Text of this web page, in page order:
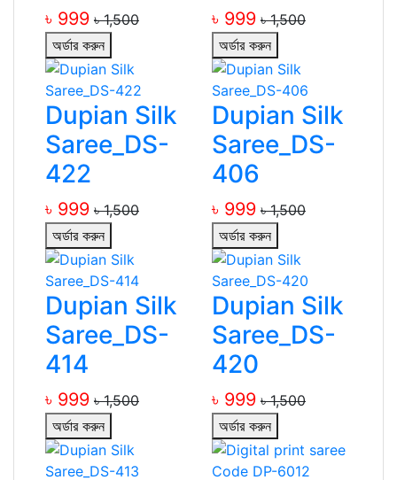
৳ 999 ৳ 1,500
অর্ডার করুন
৳ 999 ৳ 1,500
অর্ডার করুন
Dupian Silk
Saree_DS-
422
৳ 999 ৳ 1,500
অর্ডার করুন
Dupian Silk
Saree_DS-
406
৳ 999 ৳ 1,500
অর্ডার করুন
Dupian Silk
Saree_DS-
414
৳ 999 ৳ 1,500
অর্ডার করুন
Dupian Silk
Saree_DS-
420
৳ 999 ৳ 1,500
অর্ডার করুন